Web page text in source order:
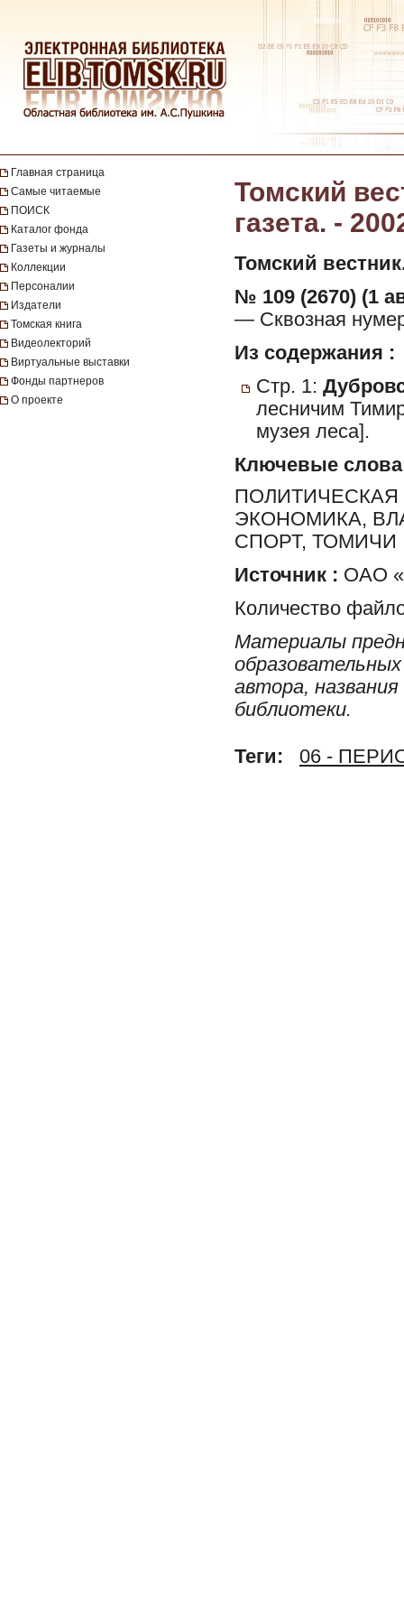
Главная страница
Самые читаемые
ПОИСК
Каталог фонда
Газеты и журналы
Коллекции
Персоналии
Издатели
Томская книга
Видеолекторий
Виртуальные выставки
Фонды партнеров
О проекте
Томский
газета. -
Томский
№ 109 (2670) (1
— Сквозная
Из содержания :
Стр. 1:
лесничим
музея леса].
Ключевые слова
ЭКОНОМИКА,
СПОРТ, ТОМИЧИ
Источник : ОАО
Количество
Материалы
автора,
библиотеки.
Теги: 06 -